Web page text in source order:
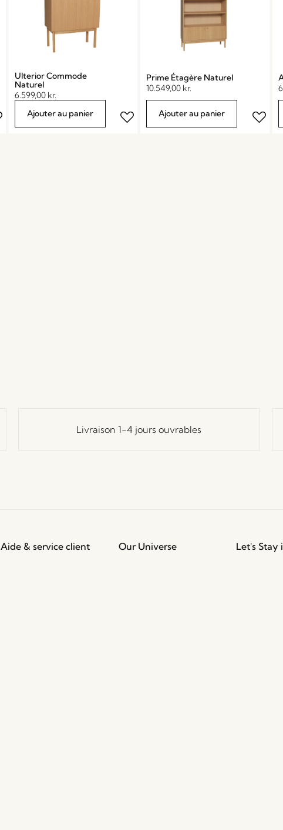
Ulterior Commode
Naturel
6.599,00 kr.
Ajouter au panier
Prime Étagère Naturel
10.549,00 kr.
Ajouter au panier
Livraison 1-4 jours ouvrables
Aide & service client Our Universe
Let's Stay